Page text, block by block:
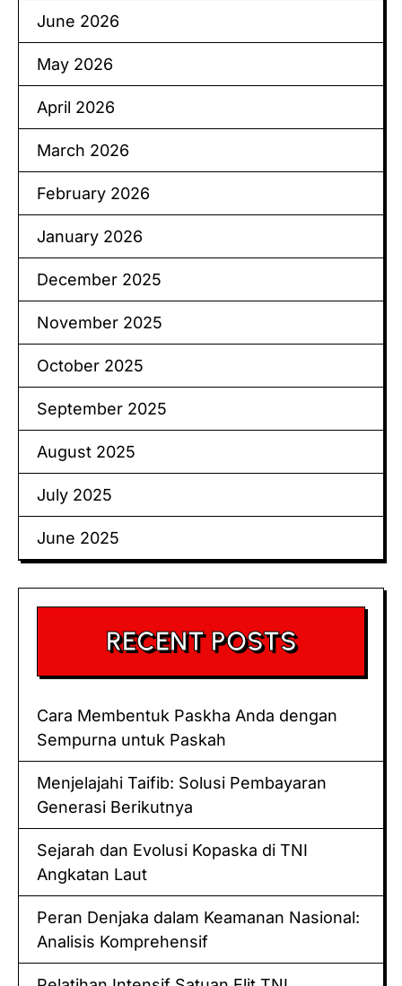
June 2026
May 2026
April 2026
March 2026
February 2026
January 2026
December 2025
November 2025
October 2025
September 2025
August 2025
July 2025
June 2025
RECENT POSTS
Cara Membentuk Paskha Anda dengan
Sempurna untuk Paskah
Menjelajahi Taifib: Solusi Pembayaran
Generasi Berikutnya
Sejarah dan Evolusi Kopaska di TNI
Angkatan Laut
Peran Denjaka dalam Keamanan Nasional:
Analisis Komprehensif